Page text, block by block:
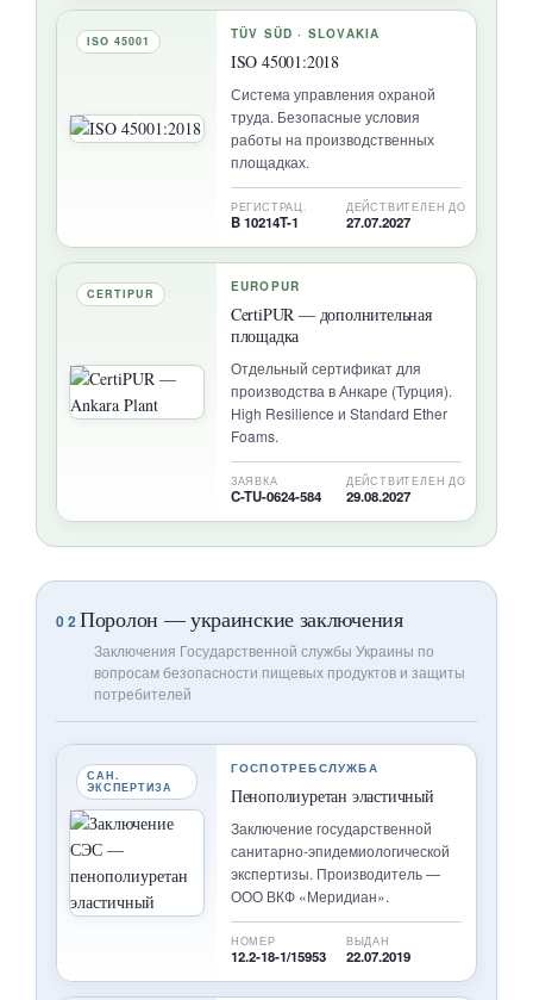
ISO 45001 TÜV SÜD · SLOVAKIA
ISO 45001:2018
Система управления охраной
труда. Безопасные условия
работы на производственных
площадках.
РЕГИСТРАЦ.
B 10214T-1
ДЕЙСТВИТЕЛЕН ДО
27.07.2027
CERTIPUR EUROPUR
CertiPUR — дополнительная
площадка
Отдельный сертификат для
производства в Анкаре (Турция).
High Resilience и Standard Ether
Foams.
ЗАЯВКА
C-TU-0624-584
ДЕЙСТВИТЕЛЕН ДО
29.08.2027
02Поролон — украинские заключения
Заключения Государственной службы Украины по
вопросам безопасности пищевых продуктов и защиты
потребителей
САН.
ЭКСПЕРТИЗА
ГОСПОТРЕБСЛУЖБА
Пенополиуретан эластичный
Заключение государственной
санитарно-эпидемиологической
экспертизы. Производитель —
ООО ВКФ «Меридиан».
НОМЕР
12.2-18-1/15953
ВЫДАН
22.07.2019